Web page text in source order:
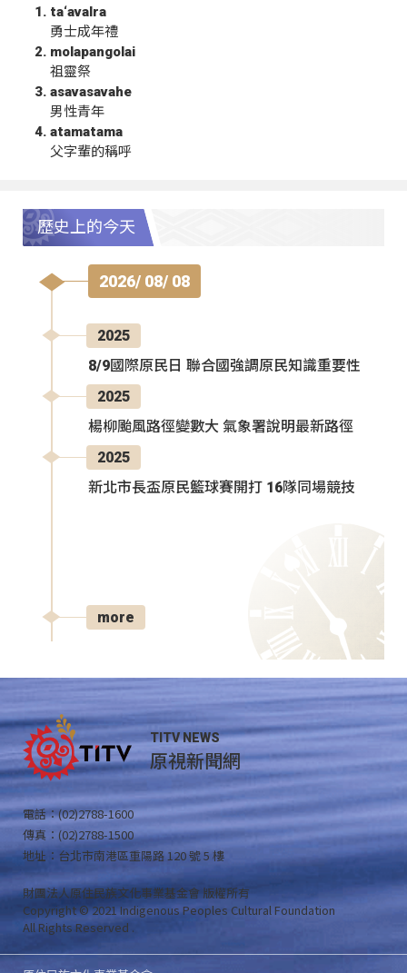
ta‘avalra
勇士成年禮
molapangolai
祖靈祭
asavasavahe
男性青年
atamatama
父字輩的稱呼
歷史上的今天
2026/ 08/ 08
2025
8/9國際原民日 聯合國強調原民知識重要性
2025
楊柳颱風路徑變數大 氣象署說明最新路徑
2025
新北市長盃原民籃球賽開打 16隊同場競技
more
TITV NEWS
原視新聞網
電話：(02)2788-1600
傳真：(02)2788-1500
地址：台北市南港區重陽路 120 號 5 樓
財團法人原住民族文化事業基金會 版權所有
Copyright © 2021 Indigenous Peoples Cultural Foundation
All Rights Reserved .